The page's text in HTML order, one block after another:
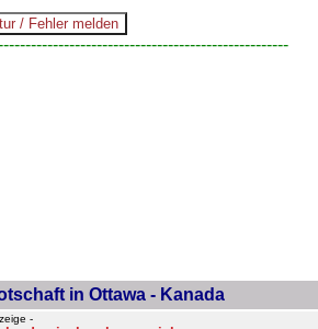
in Ottawa - Kanada
-